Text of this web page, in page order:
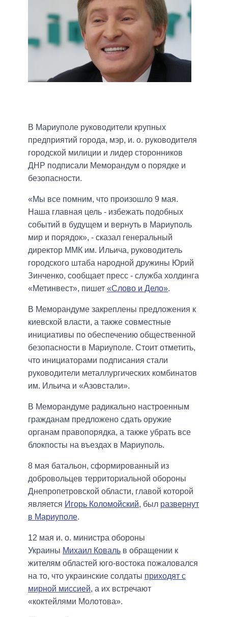
В Мариуполе руководители крупных
предприятий города, мэр, и. о. руководителя
городской милиции и лидер сторонников
ДНР подписали Меморандум о порядке и
безопасности.
«Мы все помним, что произошло 9 мая.
Наша главная цель - избежать подобных
событий в будущем и вернуть в Мариуполь
мир и порядок», - сказал генеральный
директор ММК им. Ильича, руководитель
городского штаба народной дружины Юрий
Зинченко, сообщает пресс - служба холдинга
«Метинвест», пишет «Слово и Дело».
В Меморандуме закреплены предложения к
киевской власти, а также совместные
инициативы по обеспечению общественной
безопасности в Мариуполе. Стоит отметить,
что инициаторами подписания стали
руководители металлургических комбинатов
им. Ильича и «Азовстали».
В Меморандуме радикально настроенным
гражданам предложено сдать оружие
органам правопорядка, а также убрать все
блокпосты на въездах в Мариуполь.
8 мая батальон, сформированный из
добровольцев территориальной обороны
Днепропетровской области, главой которой
является Игорь Коломойский, был развернут
в Мариуполе.
12 мая и. о. министра обороны
Украины Михаил Коваль в обращении к
жителям областей юго-востока пожаловался
на то, что украинские солдаты приходят с
мирной миссией, а их встречают
«коктейлями Молотова».